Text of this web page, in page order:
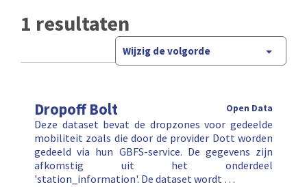
1 resultaten
Wijzig de volgorde
Dropoff Bolt Open Data
Deze dataset bevat de dropzones voor gedeelde
mobiliteit zoals die door de provider Dott worden
gedeeld via hun GBFS-service. De gegevens zijn
afkomstig uit het onderdeel
'station_information'. De dataset wordt …